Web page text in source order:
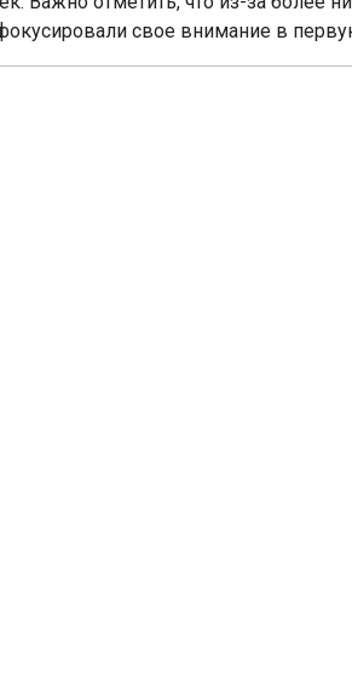
свое внимание в